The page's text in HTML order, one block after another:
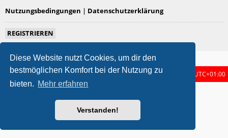
Diese Website nutzt Cookies, um dir den
bestmöglichen Komfort bei der Nutzung zu
bieten. Mehr erfahren
Verstanden!
Nutzungsbedingungen | Datenschutzerklärung
REGISTRIEREN
Foren-Übersicht Alle Zeiten sind UTC+01:00
Powered byphpBB® Forum Software © phpBB Limited
Deutsche Übersetzung durch
Datenschutz|Nutzungsbedingungen